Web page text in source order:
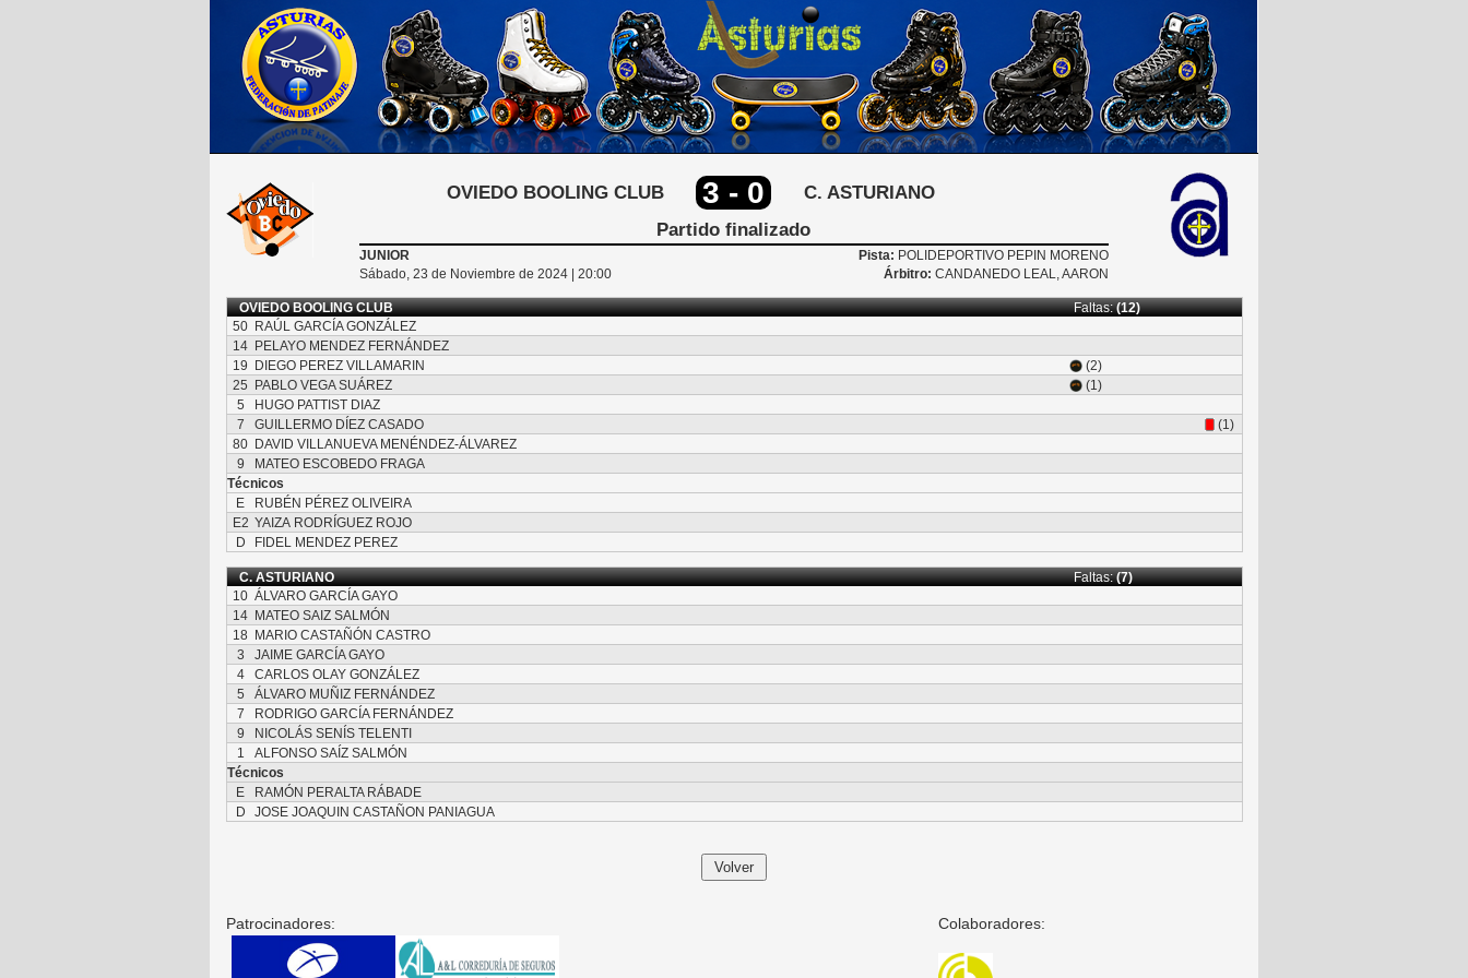
OVIEDO BOOLING CLUB 3 - 0
C. ASTURIANO
Partido finalizado
JUNIOR
Sábado, 23 de Noviembre de 2024 | 20:00
Pista: POLIDEPORTIVO PEPIN MORENO
Árbitro: CANDANEDO LEAL, AARON
OVIEDO BOOLING CLUB Faltas:(12)
50 RAÚL GARCÍA GONZÁLEZ
14 PELAYO MENDEZ FERNÁNDEZ
19
DIEGO PEREZ VILLAMARIN
(2)
25
PABLO VEGA SUÁREZ
(1)
5
HUGO PATTIST DIAZ
7
GUILLERMO DÍEZ CASADO
(1)
80 DAVID VILLANUEVA MENÉNDEZ-ÁLVAREZ
9
MATEO ESCOBEDO FRAGA
Técnicos
E
RUBÉN PÉREZ OLIVEIRA
E2 YAIZA RODRÍGUEZ ROJO
D
FIDEL MENDEZ PEREZ
C. ASTURIANO Faltas:(7)
10 ÁLVARO GARCÍA GAYO
14 MATEO SAIZ SALMÓN
18
MARIO CASTAÑÓN CASTRO
3
JAIME GARCÍA GAYO
4
CARLOS OLAY GONZÁLEZ
5
ÁLVARO MUÑIZ FERNÁNDEZ
7
RODRIGO GARCÍA FERNÁNDEZ
9
NICOLÁS SENÍS TELENTI
1
ALFONSO SAÍZ SALMÓN
Técnicos
E
RAMÓN PERALTA RÁBADE
D
JOSE JOAQUIN CASTAÑON PANIAGUA
Patrocinadores: Colaboradores: